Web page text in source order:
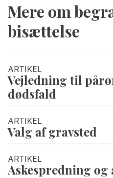
Mere om
bisættelse
ARTIKEL
Vejledning til
dødsfald
ARTIKEL
Valg af gravsted
ARTIKEL
Askespredning og